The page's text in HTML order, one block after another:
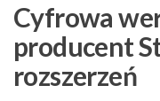
Cyfrowa
producent
rozszerzeń